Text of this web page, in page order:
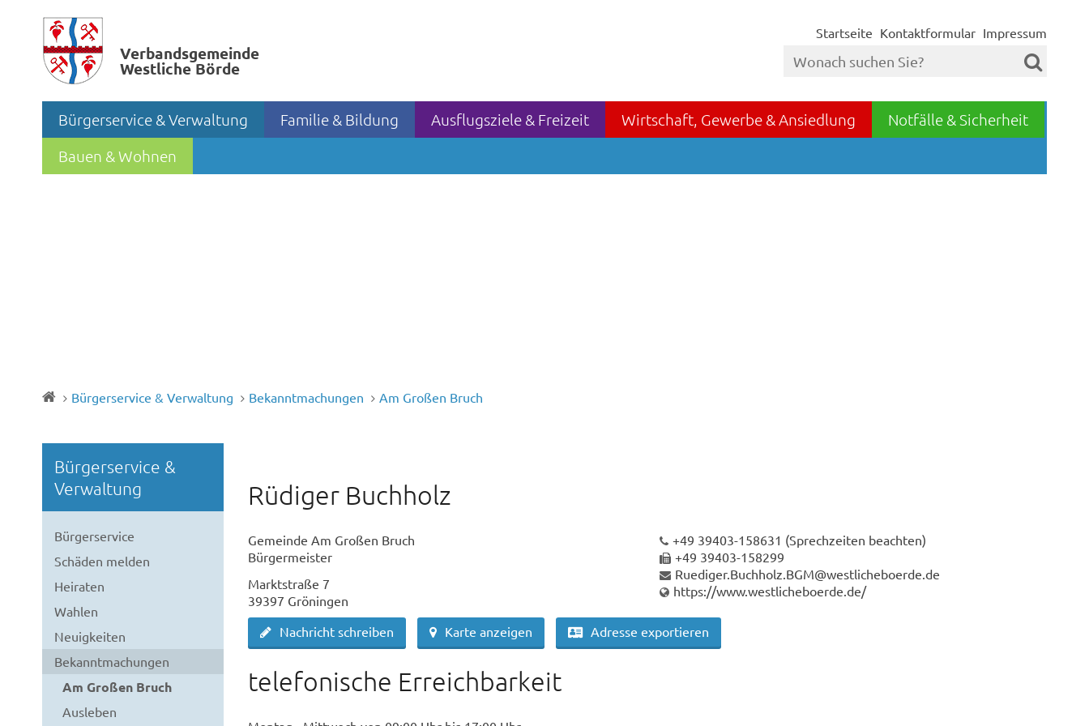
Verbands­gemeinde
Westliche Börde
Startseite Kontaktformular Impressum
Bürgerservice & Verwaltung Familie & Bildung Ausflugsziele & Freizeit Wirtschaft, Gewerbe & Ansiedlung
Notfälle & Sicherheit
Bauen & Wohnen
Bürgerservice & Verwaltung Bekanntmachungen Am Großen Bruch
Bürgerservice &
Verwaltung
Bürgerservice
Schäden melden
Heiraten
Wahlen
Neuigkeiten
Bekanntmachungen
Am Großen Bruch
Ausleben
Rüdiger Buchholz
Gemeinde Am Großen Bruch
Bürgermeister
Marktstraße 7
39397 Gröningen
+49 39403-158631 (Sprechzeiten beachten)
+49 39403-158299
Ruediger.Buchholz.BGM@westlicheboerde.de
https://www.westlicheboerde.de/
Nachricht schreiben Karte anzeigen Adresse exportieren
telefonische Erreichbarkeit